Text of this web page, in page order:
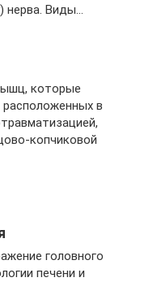
нерва. Виды…
которые
в
копчиковой
головного
печени и